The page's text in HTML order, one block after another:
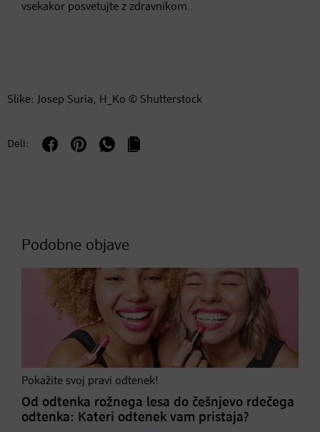
vsekakor posvetujte z zdravnikom.
Slike: Josep Suria, H_Ko © Shutterstock
Deli:
Podobne objave
Pokažite svoj pravi odtenek!
Od odtenka rožnega lesa do češnjevo rdečega
odtenka: Kateri odtenek vam pristaja?